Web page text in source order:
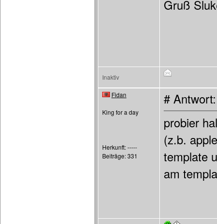
Gruß
Inaktiv
Fidan
King for a day
Herkunft: -----
Beiträge: 331
#
probier
(z.b.
template
am